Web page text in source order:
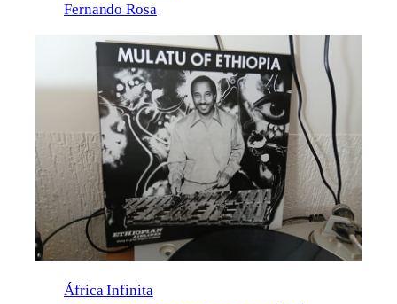
Fernando Rosa
África Infinita